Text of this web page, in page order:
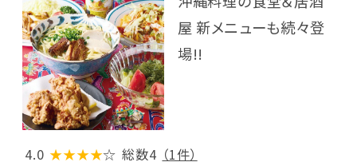
屋 新メニューも続々登
場!!
4.0 ★★★★☆ 総数4 （1件）